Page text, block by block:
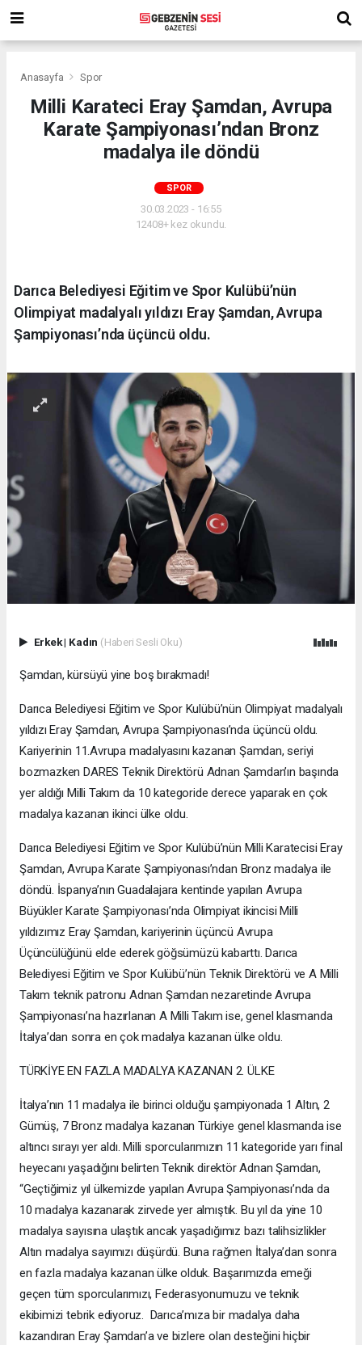
Anasayfa Spor
Milli Karateci Eray Şamdan, Avrupa
Karate Şampiyonası’ndan Bronz
madalya ile döndü
SPOR
30.03.2023 - 16:55
12408+ kez okundu.
Darıca Belediyesi Eğitim ve Spor Kulübü’nün
Olimpiyat madalyalı yıldızı Eray Şamdan, Avrupa
Şampiyonası’nda üçüncü oldu.
Erkek| Kadın (Haberi Sesli Oku)
Şamdan, kürsüyü yine boş bırakmadı!
Darıca Belediyesi Eğitim ve Spor Kulübü’nün Olimpiyat madalyalı
yıldızı Eray Şamdan, Avrupa Şampiyonası’nda üçüncü oldu.
Kariyerinin 11.Avrupa madalyasını kazanan Şamdan, seriyi
bozmazken DARES Teknik Direktörü Adnan Şamdan’ın başında
yer aldığı Milli Takım da 10 kategoride derece yaparak en çok
madalya kazanan ikinci ülke oldu.
Darıca Belediyesi Eğitim ve Spor Kulübü’nün Milli Karatecisi Eray
Şamdan, Avrupa Karate Şampiyonası’ndan Bronz madalya ile
döndü. İspanya’nın Guadalajara kentinde yapılan Avrupa
Büyükler Karate Şampiyonası’nda Olimpiyat ikincisi Milli
yıldızımız Eray Şamdan, kariyerinin üçüncü Avrupa
Üçüncülüğünü elde ederek göğsümüzü kabarttı. Darıca
Belediyesi Eğitim ve Spor Kulübü’nün Teknik Direktörü ve A Milli
Takım teknik patronu Adnan Şamdan nezaretinde Avrupa
Şampiyonası’na hazırlanan A Milli Takım ise, genel klasmanda
İtalya’dan sonra en çok madalya kazanan ülke oldu.
TÜRKİYE EN FAZLA MADALYA KAZANAN 2. ÜLKE
İtalya’nın 11 madalya ile birinci olduğu şampiyonada 1 Altın, 2
Gümüş, 7 Bronz madalya kazanan Türkiye genel klasmanda ise
altıncı sırayı yer aldı. Milli sporcularımızın 11 kategoride yarı final
heyecanı yaşadığını belirten Teknik direktör Adnan Şamdan,
“Geçtiğimiz yıl ülkemizde yapılan Avrupa Şampiyonası’nda da
10 madalya kazanarak zirvede yer almıştık. Bu yıl da yine 10
madalya sayısına ulaştık ancak yaşadığımız bazı talihsizlikler
Altın madalya sayımızı düşürdü. Buna rağmen İtalya’dan sonra
en fazla madalya kazanan ülke olduk. Başarımızda emeği
geçen tüm sporcularımızı, Federasyonumuzu ve teknik
ekibimizi tebrik ediyoruz. Darıca’mıza bir madalya daha
kazandıran Eray Şamdan’a ve bizlere olan desteğini hiçbir